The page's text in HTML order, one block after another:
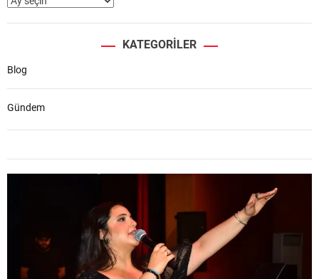
KATEGORILER
Blog
Gündem